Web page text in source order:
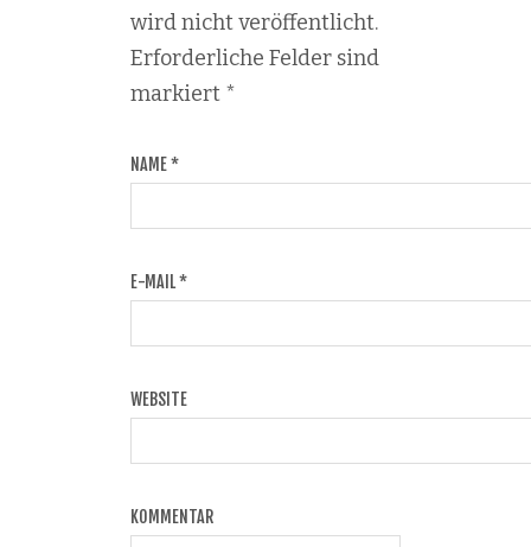
wird nicht veröffentlicht.
Erforderliche Felder sind
markiert *
NAME*
E-MAIL*
WEBSITE
KOMMENTAR